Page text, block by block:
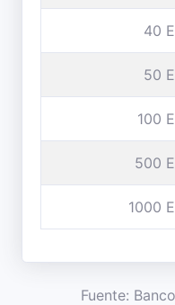
40
50
100
500
1000
Fuente: